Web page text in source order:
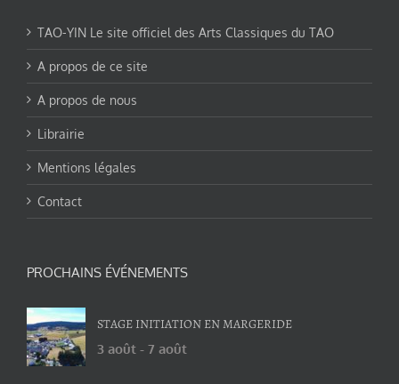
TAO-YIN Le site officiel des Arts Classiques du TAO
A propos de ce site
A propos de nous
Librairie
Mentions légales
Contact
PROCHAINS ÉVÉNEMENTS
STAGE INITIATION EN MARGERIDE
3 août - 7 août